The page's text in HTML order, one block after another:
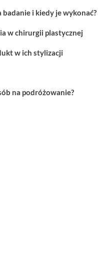
badanie i kiedy je wykonać?
w chirurgii plastycznej
w ich stylizacji
na podróżowanie?